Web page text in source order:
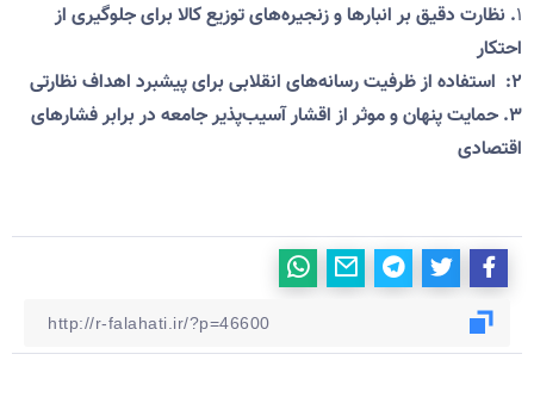
۱. نظارت دقیق بر انبارها و زنجیره‌های توزیع کالا برای جلوگیری از
احتکار
۲: استفاده از ظرفیت رسانه‌های انقلابی برای پیشبرد اهداف نظارتی
۳. حمایت پنهان و موثر از اقشار آسیب‌پذیر جامعه در برابر فشارهای
اقتصادی